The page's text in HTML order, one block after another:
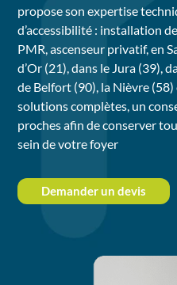
propose son expertise
d’accessibilité : installation
PMR, ascenseur privatif, en
d’Or (21), dans le Jura (39),
de Belfort (90), la Nièvre
solutions complètes, un
proches afin de conserver
sein de votre foyer
Demander un devis